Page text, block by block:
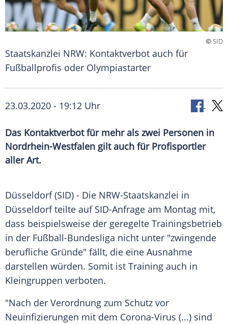
©SID
Staatskanzlei NRW: Kontaktverbot auch für
Fußballprofis oder Olympiastarter
23.03.2020 - 19:12 Uhr
Das Kontaktverbot für mehr als zwei Personen in
Nordrhein-Westfalen gilt auch für Profisportler
aller Art.
Düsseldorf(SID) - Die NRW-Staatskanzlei in
Düsseldorfteilte auf SID-Anfrage am Montag mit,
dass beispielsweise der geregelte Trainingsbetrieb
in der Fußball-Bundesliga nicht unter "zwingende
berufliche Gründe" fällt, die eine Ausnahme
darstellen würden. Somit ist Training auch in
Kleingruppen verboten.
"Nach der Verordnung zum Schutz vor
Neuinfizierungen mit dem Corona-Virus (...) sind